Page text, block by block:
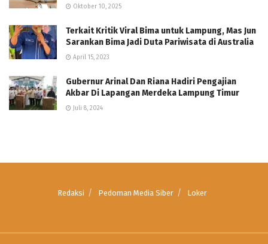
Oktober 10, 2025
Terkait Kritik Viral Bima untuk Lampung, Mas Jun
Sarankan Bima Jadi Duta Pariwisata di Australia
April 15, 2023
Gubernur Arinal Dan Riana Hadiri Pengajian
Akbar Di Lapangan Merdeka Lampung Timur
Juli 8, 2024
Redaksi Pedoman Media Siber Loker